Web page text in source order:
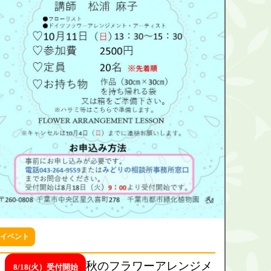
イベント
8/18(火）受付開始 秋のフラワーアレンジメ